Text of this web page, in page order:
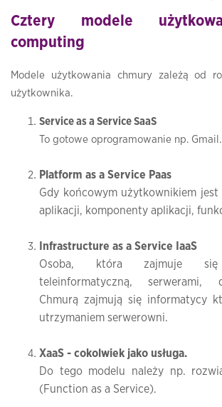
Cztery modele
computing
Modele użytkowania chmury zależą od
użytkownika.
Service as a Service SaaS
To gotowe oprogramowanie np. Gmail.
Platform as a Service Paas
Gdy końcowym użytkownikiem jest
aplikacji, komponenty aplikacji,
Infrastructure as a Service IaaS
Osoba, która zajmuje się
teleinformatyczną, serwerami,
Chmurą zajmują się informatycy
utrzymaniem serwerowni.
XaaS - cokolwiek jako usługa.
Do tego modelu należy np.
(Function as a Service).